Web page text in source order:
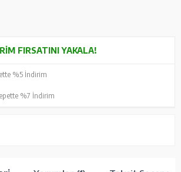
FIRSATINI YAKALA!
%5 İndirim
%7 İndirim